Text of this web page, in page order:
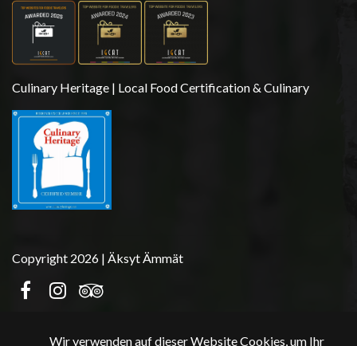
Wir verwenden auf dieser Website Cookies, um Ihr
Culinary Heritage | Local Food Certification & Culinary
Copyright 2026 | Äksyt Ämmät